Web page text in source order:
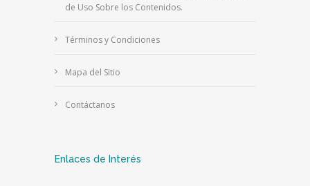
de Uso Sobre los Contenidos.
Términos y Condiciones
Mapa del Sitio
Contáctanos
Enlaces de Interés